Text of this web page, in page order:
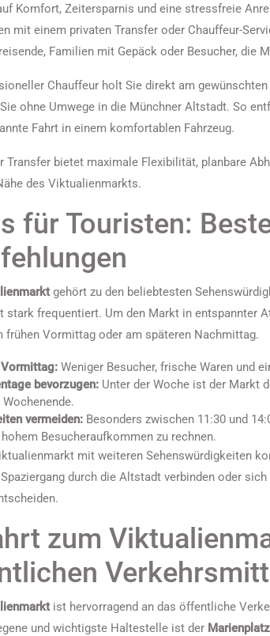
Komfort, Zeitersparnis und eine stressfreie
mit einem privaten Transfer oder Chauffeur-
Familien mit Gepäck oder Besucher, die
Chauffeur holt Sie direkt am
ohne Umwege in die Münchner Altstadt. So
Fahrt in einem komfortablen Fahrzeug.
Transfer bietet maximale Flexibilität, planbare
des Viktualienmarkts.
für Touristen:
gehört zu den beliebtesten
stark frequentiert. Um den Markt in entspannter
frühen Vormittag oder am späteren Nachmittag.
Vormittag: Weniger Besucher, frische Waren und
bevorzugen: Unter der Woche ist der Markt
vermeiden: Besonders zwischen 11:30 und
Besucheraufkommen zu rechnen.
mit weiteren Sehenswürdigkeiten
durch die Altstadt verbinden oder
zum
ist hervorragend an das öffentliche
und wichtigste Haltestelle ist der Marienplatz